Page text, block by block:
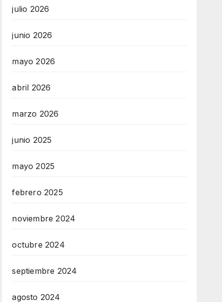
julio 2026
junio 2026
mayo 2026
abril 2026
marzo 2026
junio 2025
mayo 2025
febrero 2025
noviembre 2024
octubre 2024
septiembre 2024
agosto 2024